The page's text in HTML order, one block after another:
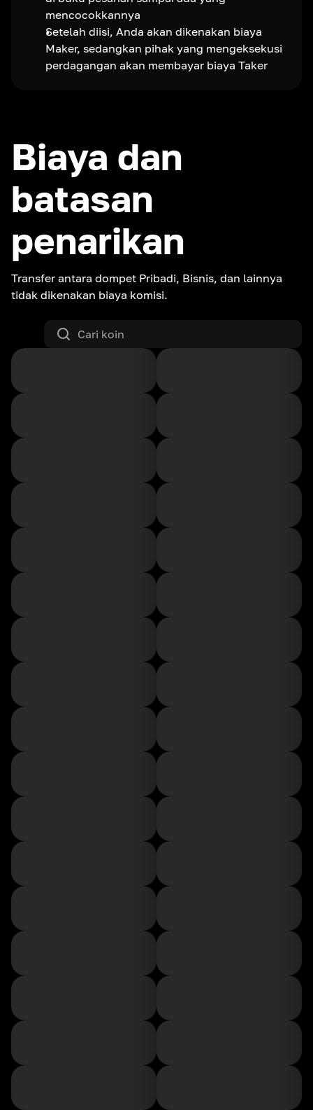
mencocokkannya
Setelah diisi, Anda akan dikenakan biaya
Maker, sedangkan pihak yang mengeksekusi
perdagangan akan membayar biaya Taker
Biaya dan
batasan
penarikan
Transfer antara dompet Pribadi, Bisnis, dan lainnya
tidak dikenakan biaya komisi.